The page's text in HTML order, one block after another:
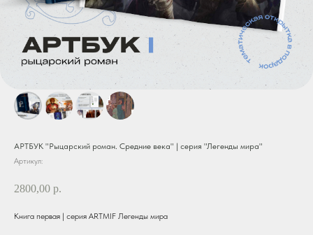
АРТБУК "Рыцарский роман. Средние века" | серия "Легенды мира"
Артикул:
2800,00 р.
Книга первая | серия ARTMIF Легенды мира